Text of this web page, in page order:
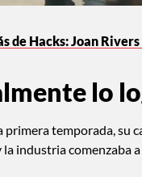
de Hacks: Joan
lo
temporada, su
la industria comenzaba